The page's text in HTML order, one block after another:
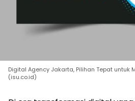
Digital Agency Jakarta, Pilihan Tepat untuk
(isu.co.id)